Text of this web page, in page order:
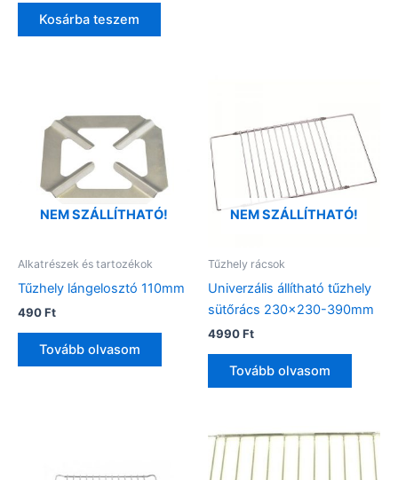
Kosárba teszem
NEM SZÁLLÍTHATÓ!
Alkatrészek és tartozékok
Tűzhely lángelosztó 110mm
490Ft
Tovább olvasom
NEM SZÁLLÍTHATÓ!
Tűzhely rácsok
Univerzális állítható tűzhely
sütőrács 230×230-390mm
4990Ft
Tovább olvasom